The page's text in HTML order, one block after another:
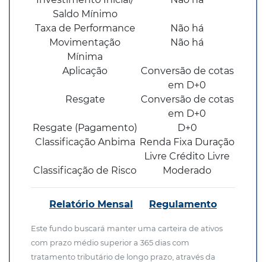
Saldo Mínimo
Taxa de Performance
Não há
Movimentação
Mínima
Não há
Aplicação
Conversão de cotas
em D+0
Resgate
Conversão de cotas
em D+0
Resgate (Pagamento)
D+0
Classificação Anbima Renda Fixa Duração
Livre Crédito Livre
Classificação de Risco
Moderado
Relatório Mensal Regulamento
Este fundo buscará manter uma carteira de ativos
com prazo médio superior a 365 dias com
tratamento tributário de longo prazo, através da